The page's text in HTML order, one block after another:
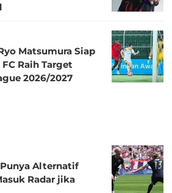
Matsumura Siap
Raih Target
2026/2027
Alternatif
Radar jika